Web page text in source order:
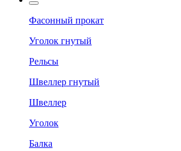
Фасонный прокат
Уголок гнутый
Рельсы
Швеллер гнутый
Швеллер
Уголок
Балка